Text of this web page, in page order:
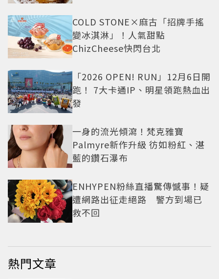
COLD STONE×麻古「招牌手搖
變冰淇淋」！人氣甜點
ChizCheese快閃台北
「2026 OPEN! RUN」12月6日開
跑！ 7大卡通IP、明星領跑熱血出
發
一身的流光傾瀉！梵克雅寶
Palmyre新作升級 彷如粉紅、湛
藍的鑽石瀑布
ENHYPEN粉絲直播驚傳憾事！疑
遭網路出征走絕路 警方到場已
救不回
熱門文章